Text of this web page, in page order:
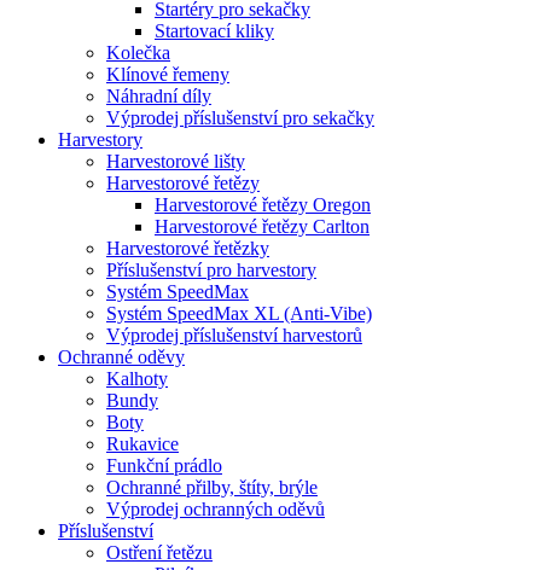
Startéry pro sekačky
Startovací kliky
Kolečka
Klínové řemeny
Náhradní díly
Výprodej příslušenství pro sekačky
Harvestory
Harvestorové lišty
Harvestorové řetězy
Harvestorové řetězy Oregon
Harvestorové řetězy Carlton
Harvestorové řetězky
Příslušenství pro harvestory
Systém SpeedMax
Systém SpeedMax XL (Anti-Vibe)
Výprodej příslušenství harvestorů
Ochranné oděvy
Kalhoty
Bundy
Boty
Rukavice
Funkční prádlo
Ochranné přilby, štíty, brýle
Výprodej ochranných oděvů
Příslušenství
Ostření řetězu